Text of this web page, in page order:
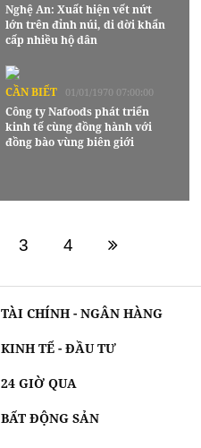
Nghệ An: Xuất hiện vết nứt
lớn trên đỉnh núi, di dời khẩn
cấp nhiều hộ dân
CẦN BIẾT 01/01/1970 07:00:00
Công ty Nafoods phát triển
kinh tế cùng đồng hành với
đồng bào vùng biên giới
3 4
TÀI CHÍNH - NGÂN HÀNG
KINH TẾ - ĐẦU TƯ
24 GIỜ QUA
BẤT ĐỘNG SẢN